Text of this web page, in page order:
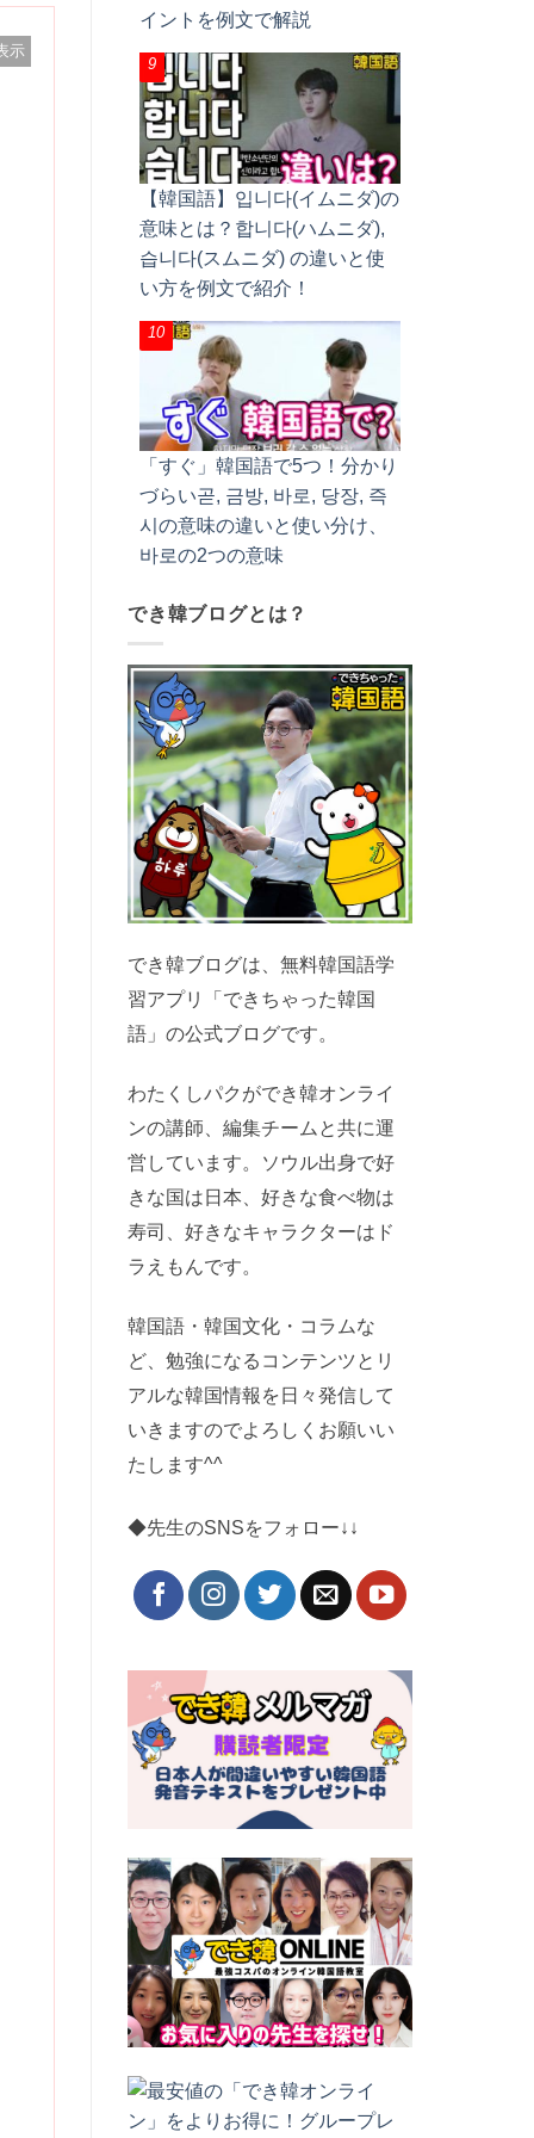
示
イントを例文で解説
【韓国語】입니다(イムニダ)の
意味とは？합니다(ハムニダ),
습니다(スムニダ) の違いと使
い方を例文で紹介！
「すぐ」韓国語で5つ！分かり
づらい곧, 금방, 바로, 당장, 즉
시の意味の違いと使い分け、
바로の2つの意味
でき韓ブログとは？
でき韓ブログは、無料韓国語学
習アプリ「できちゃった韓国
語」の公式ブログです。
わたくしパクができ韓オンライ
ンの講師、編集チームと共に運
営しています。ソウル出身で好
きな国は日本、好きな食べ物は
寿司、好きなキャラクターはド
ラえもんです。
韓国語・韓国文化・コラムな
ど、勉強になるコンテンツとリ
アルな韓国情報を日々発信して
いきますのでよろしくお願いい
たします^^
◆先生のSNSをフォロー↓↓